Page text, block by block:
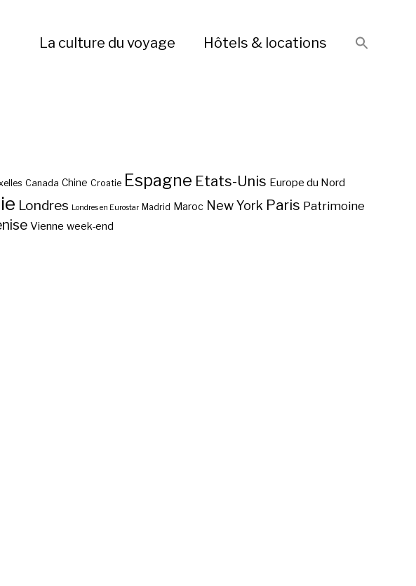
La culture du voyage Hôtels & locations
Canada Chine Croatie Espagne Etats-Unis Europe du Nord
Londres Londres en Eurostar Madrid Maroc New York Paris Patrimoine
Vienne week-end